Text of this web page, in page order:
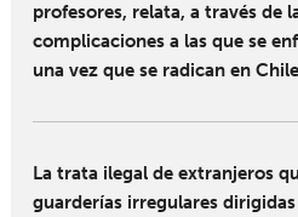
profesores, relata, a través de
complicaciones a las que se
una vez que se radican en
La trata ilegal de extranjeros
guarderías irregulares